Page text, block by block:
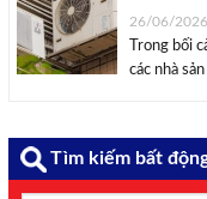
26/06/2026
Trong bối
các nhà
Tìm kiếm bất